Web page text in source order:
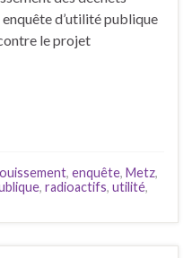
enquête d’utilité publique
le projet
, enquête, Metz,
, radioactifs, utilité,